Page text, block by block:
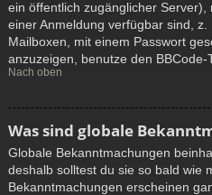
ein öffentlich zugänglicher
einer Anmeldung verfügbar sind,
Mailboxen, mit einem Passwort
anzuzeigen, benutze den BBCode-
Nach oben
Was sind globale
Globale Bekanntmachungen
deshalb solltest du sie so bald wie
Bekanntmachungen erscheinen